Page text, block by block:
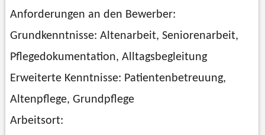
Anforderungen an den Bewerber:
Grundkenntnisse: Altenarbeit, Seniorenarbeit,
Pflegedokumentation, Alltagsbegleitung
Erweiterte Kenntnisse: Patientenbetreuung,
Altenpflege, Grundpflege
Arbeitsort: